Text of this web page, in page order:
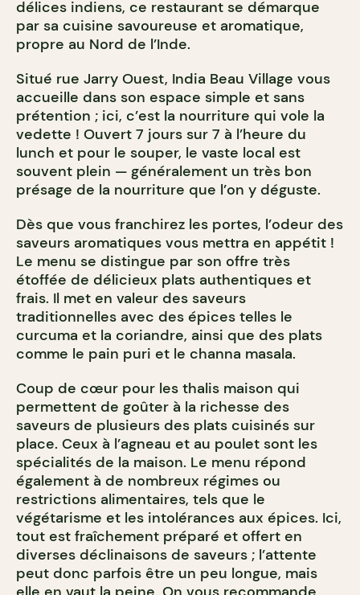
délices indiens, ce restaurant se démarque
par sa cuisine savoureuse et aromatique,
propre au Nord de l’Inde.
Situé rue Jarry Ouest, India Beau Village vous
accueille dans son espace simple et sans
prétention ; ici, c’est la nourriture qui vole la
vedette ! Ouvert 7 jours sur 7 à l’heure du
lunch et pour le souper, le vaste local est
souvent plein — généralement un très bon
présage de la nourriture que l’on y déguste.
Dès que vous franchirez les portes, l’odeur des
saveurs aromatiques vous mettra en appétit !
Le menu se distingue par son offre très
étoffée de délicieux plats authentiques et
frais. Il met en valeur des saveurs
traditionnelles avec des épices telles le
curcuma et la coriandre, ainsi que des plats
comme le pain puri et le channa masala.
Coup de cœur pour les thalis maison qui
permettent de goûter à la richesse des
saveurs de plusieurs des plats cuisinés sur
place. Ceux à l’agneau et au poulet sont les
spécialités de la maison. Le menu répond
également à de nombreux régimes ou
restrictions alimentaires, tels que le
végétarisme et les intolérances aux épices. Ici,
tout est fraîchement préparé et offert en
diverses déclinaisons de saveurs ; l’attente
peut donc parfois être un peu longue, mais